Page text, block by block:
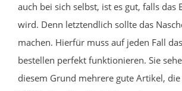
auch bei sich selbst, ist es gut, falls das
wird. Denn letztendlich sollte das
machen. Hierfür muss auf jeden Fall
bestellen perfekt funktionieren. Sie
diesem Grund mehrere gute Artikel,